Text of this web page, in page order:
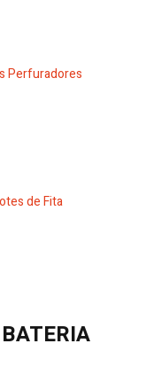
Perfuradores
de Fita